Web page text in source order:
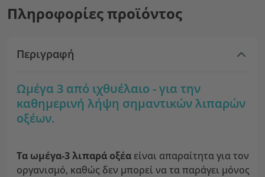
Πληροφορίες προϊόντος
Περιγραφή
Ωμέγα 3 από ιχθυέλαιο - για την
καθημερινή λήψη σημαντικών λιπαρών
οξέων.
Τα ωμέγα-3 λιπαρά οξέα είναι απαραίτητα για τον
οργανισμό, καθώς δεν μπορεί να τα παράγει μόνος